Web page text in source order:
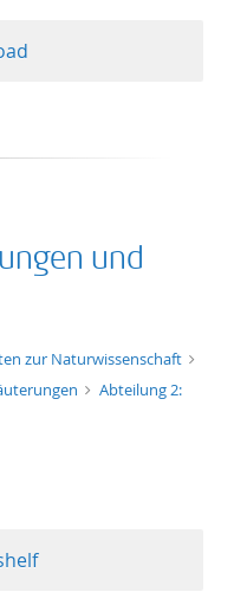
und
zur Naturwissenschaft
Abteilung 2: